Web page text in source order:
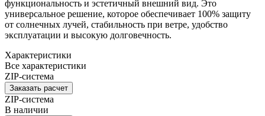
функциональность и эстетичный внешний вид. Это
универсальное решение, которое обеспечивает 100% защиту
от солнечных лучей, стабильность при ветре, удобство
эксплуатации и высокую долговечность.
Характеристики
Все характеристики
ZIP-система
Заказать расчет
ZIP-система
В наличии